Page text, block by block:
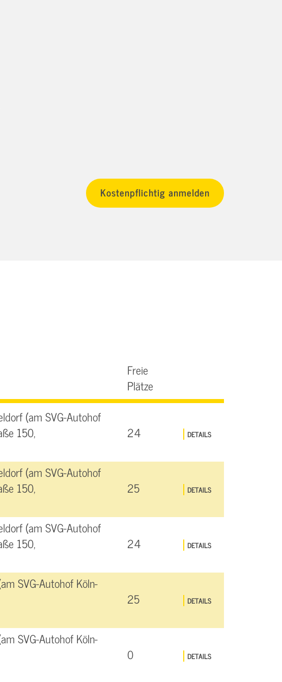
Freie
Plätze
(am SVG-Autohof
150,
24 DETAILS
(am SVG-Autohof
150,
25 DETAILS
(am SVG-Autohof
150,
24 DETAILS
SVG-Autohof Köln-
25 DETAILS
SVG-Autohof Köln-
0 DETAILS